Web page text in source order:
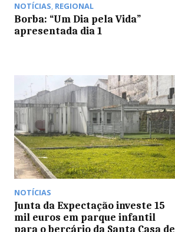
NOTÍCIAS, REGIONAL
Borba: “Um Dia pela Vida”
apresentada dia 1
NOTÍCIAS
Junta da Expectação investe 15
mil euros em parque infantil
para o berçário da Santa Casa de